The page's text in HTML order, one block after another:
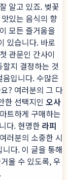
알고 있죠. 벚꽃
있는 음식의 향
모든 즐거움을
있습니다. 바로
관문인 간사이
지 결정하는 것
입니다. 수많은
? 여러분의 그 다
한 선택지인 오사
트하게 구매하는
다. 현명한 라피
러분의 소중한 시
다. 이 글을 통해
울 수 있도록, 우